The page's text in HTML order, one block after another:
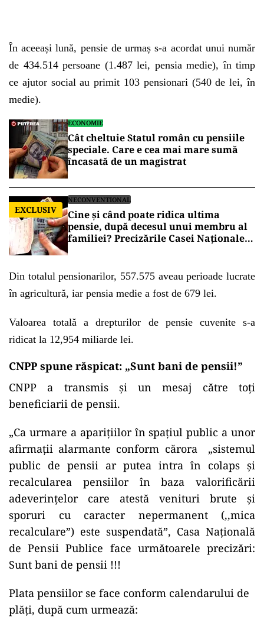
În aceeași lună, pensie de urmaș s-a acordat unui număr
de 434.514 persoane (1.487 lei, pensia medie), în timp
ce ajutor social au primit 103 pensionari (540 de lei, în
medie).
ECONOMIE
Cât cheltuie Statul român cu pensiile
speciale. Care e cea mai mare sumă
încasată de un magistrat
EXCLUSIV
NECONVENTIONAL
Cine și când poate ridica ultima
pensie, după decesul unui membru al
familiei? Precizările Casei Naționale
Din totalul pensionarilor, 557.575 aveau perioade lucrate
în agricultură, iar pensia medie a fost de 679 lei.
Valoarea totală a drepturilor de pensie cuvenite s-a
ridicat la 12,954 miliarde lei.
CNPP spune răspicat: „Sunt bani de pensii!”
CNPP a transmis și un mesaj către toți
beneficiarii de pensii.
„Ca urmare a aparițiilor în spațiul public a unor
afirmații alarmante conform cărora „sistemul
public de pensii ar putea intra în colaps și
recalcularea pensiilor în baza valorificării
adeverințelor care atestă venituri brute și
sporuri cu caracter nepermanent (,,mica
recalculare”) este suspendată”, Casa Națională
de Pensii Publice face următoarele precizări:
Sunt bani de pensii !!!
Plata pensiilor se face conform calendarului de
plăți, după cum urmează: